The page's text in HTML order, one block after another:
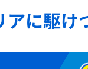
に駆け